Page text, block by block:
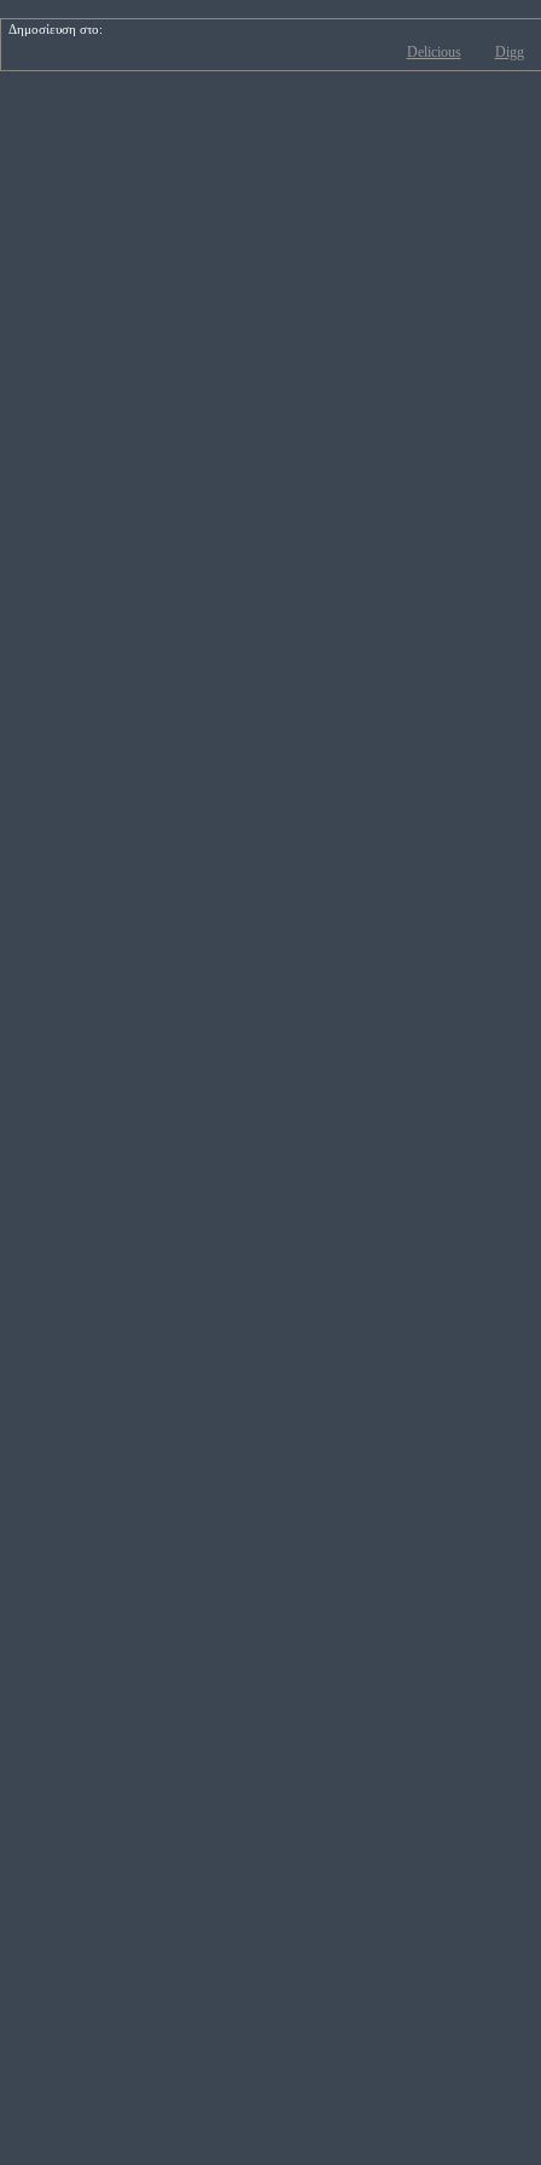
Δημοσίευση στο:
Delicious Digg